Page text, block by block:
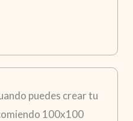
puedes crear tu
100x100